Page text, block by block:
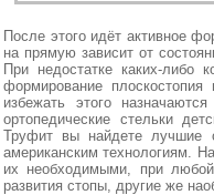
После этого идёт активное
на прямую зависит от
При недостатке каких-либо
формирование
избежать этого
ортопедические стельки
Труфит вы найдете лучшие
американским технологиям.
их необходимыми, при любой
развития стопы, другие же